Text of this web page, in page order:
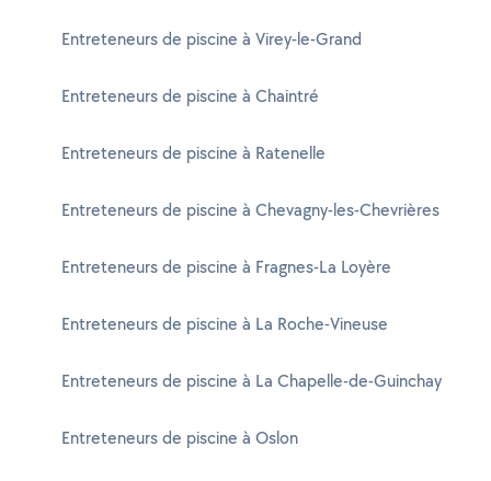
Entreteneurs de piscine à Virey-le-Grand
Entreteneurs de piscine à Chaintré
Entreteneurs de piscine à Ratenelle
Entreteneurs de piscine à Chevagny-les-Chevrières
Entreteneurs de piscine à Fragnes-La Loyère
Entreteneurs de piscine à La Roche-Vineuse
Entreteneurs de piscine à La Chapelle-de-Guinchay
Entreteneurs de piscine à Oslon